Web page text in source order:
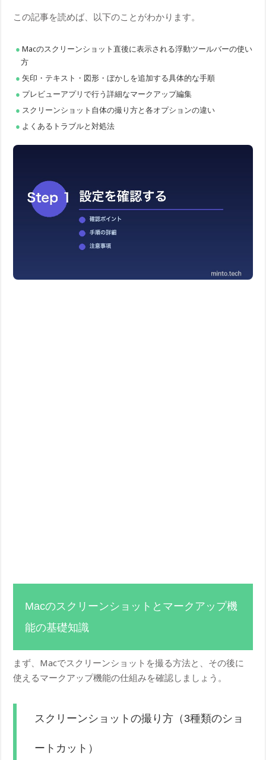
この記事を読めば、以下のことがわかります。
Macのスクリーンショット直後に表示される浮動ツールバーの使い
方
矢印・テキスト・図形・ぼかしを追加する具体的な手順
プレビューアプリで行う詳細なマークアップ編集
スクリーンショット自体の撮り方と各オプションの違い
よくあるトラブルと対処法
Macのスクリーンショットとマークアップ機
能の基礎知識
まず、Macでスクリーンショットを撮る方法と、その後に
使えるマークアップ機能の仕組みを確認しましょう。
スクリーンショットの撮り方（3種類のショ
ートカット）